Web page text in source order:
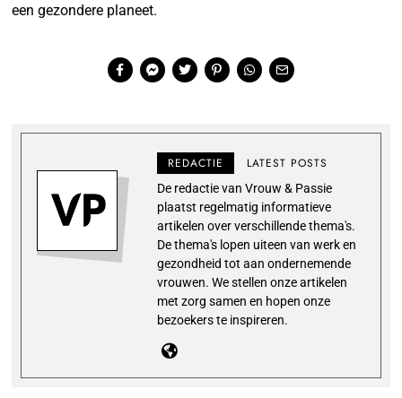
een gezondere planeet.
REDACTIE LATEST POSTS
De redactie van Vrouw & Passie
plaatst regelmatig informatieve
artikelen over verschillende thema's.
De thema's lopen uiteen van werk en
gezondheid tot aan ondernemende
vrouwen. We stellen onze artikelen
met zorg samen en hopen onze
bezoekers te inspireren.